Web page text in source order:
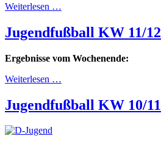
Weiterlesen …
Jugendfußball KW 11/12
Ergebnisse vom Wochenende:
Weiterlesen …
Jugendfußball KW 10/11